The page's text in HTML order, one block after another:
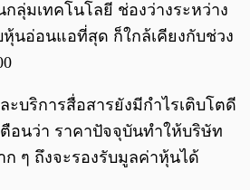
ลุ่มเทคโนโลยี ช่องว่างระหว่าง
นอ่อนแอที่สุด ก็ใกล้เคียงกับช่วง
บริการสื่อสารยังมีกำไรเติบโตดี
ตือนว่า ราคาปัจจุบันทำให้บริษัท
ๆ ถึงจะรองรับมูลค่าหุ้นได้